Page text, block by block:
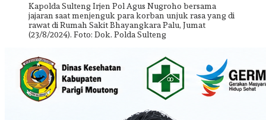
Kapolda Sulteng Irjen Pol Agus Nugroho bersama
jajaran saat menjenguk para korban unjuk rasa yang di
rawat di Rumah Sakit Bhayangkara Palu, Jumat
(23/8/2024). Foto: Dok. Polda Sulteng